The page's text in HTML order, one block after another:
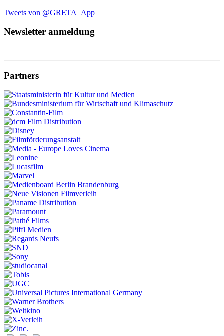
Tweets von @GRETA_App
Newsletter anmeldung
Partners